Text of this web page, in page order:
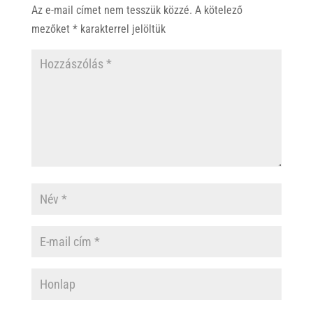
p
k
Az e-mail címet nem tesszük közzé. A kötelező
mezőket *karakterrel jelöltük